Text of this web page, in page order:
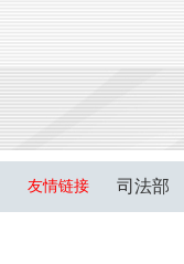
友情链接 司法部